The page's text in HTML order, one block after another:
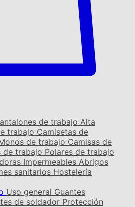
de trabajo Alta
trabajo Camisetas de
de trabajo Camisas de
de trabajo Polares de trabajo
Impermeables Abrigos
sanitarios Hostelería
Uso general Guantes
de soldador Protección